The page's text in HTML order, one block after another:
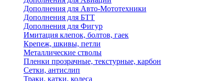
Дополнения для Авто-Мототехники
Дополнения для БТТ
Дополнения для Фигур
Имитация клепок, болтов, гаек
Крепеж, шкивы, петли
Металлические стволы
Пленки прозрачные, текстурные, карбон
Сетки, антислип
Траки, катки, колеса